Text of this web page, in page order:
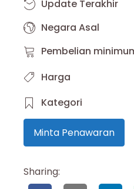
Update Terakhir
Negara Asal
Pembelian
Harga
Kategori
Minta Penawaran
Sharing: